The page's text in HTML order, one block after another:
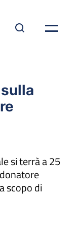
si terrà a 25
scopo di